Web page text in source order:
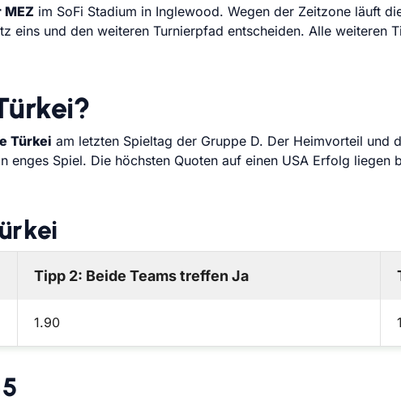
im SoFi Stadium in Inglewood. Wegen der Zeitzone läuft
eins und den weiteren Turnierpfad entscheiden. Alle weiteren
Türkei am letzten Spieltag der Gruppe D. Der Heimvorteil und
Spiel. Die höchsten Quoten auf einen USA Erfolg
Tipp 2: Beide Teams treffen Ja
1.90